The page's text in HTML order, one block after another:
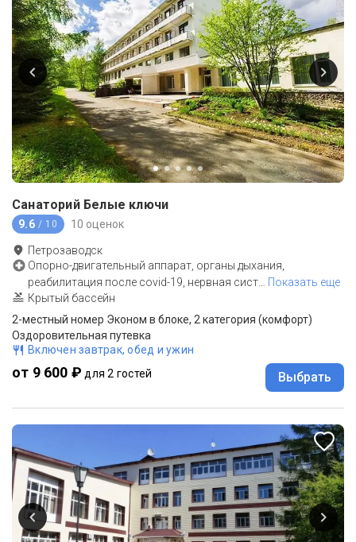
Санаторий Белые ключи
9.6 / 10 10 оценок
Петрозаводск
Опорно-двигательный аппарат, органы дыхания,
реабилитация после covid-19, нервная сист… Показать еще
Крытый бассейн
2-местный номер Эконом в блоке, 2 категория (комфорт)
Оздоровительная путевка
Включен завтрак, обед и ужин
от 9 600 ₽ для 2 гостей Выбрать